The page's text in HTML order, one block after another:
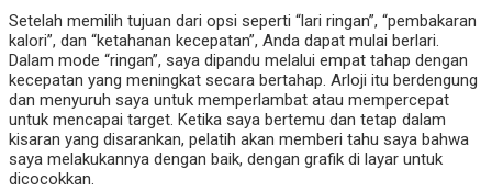
Setelah memilih tujuan dari opsi seperti “lari ringan”, “pembakaran
kalori”, dan “ketahanan kecepatan”, Anda dapat mulai berlari.
Dalam mode “ringan”, saya dipandu melalui empat tahap dengan
kecepatan yang meningkat secara bertahap. Arloji itu berdengung
dan menyuruh saya untuk memperlambat atau mempercepat
untuk mencapai target. Ketika saya bertemu dan tetap dalam
kisaran yang disarankan, pelatih akan memberi tahu saya bahwa
saya melakukannya dengan baik, dengan grafik di layar untuk
dicocokkan.